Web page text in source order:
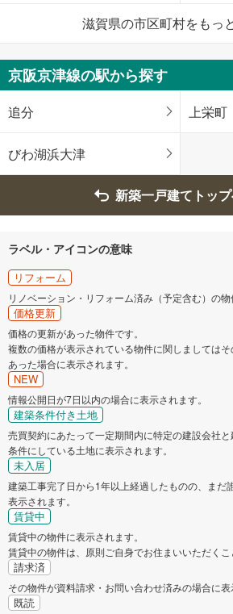
甲賀市
野洲市
東近江市 米原市
愛知郡愛荘町
滋賀県の市区町村をもっ
京阪京津線の駅から探す
追分 上栄町
びわ湖浜大津
新築一戸建てトッ
ラベル・アイコンの意味
リフォーム
リノベーション・リフォーム済み（予定含む）の物
価格更新
価格の更新があった物件です。
複数の価格が表示されている物件に関しましては
あった場合に表示されます。
NEW
情報公開日が7日以内の場合に表示されます。
建築条件付き土地
売買契約にあたって一定期間内に特定の建設会社
条件にしている土地に表示されます。
未入居
建築工事完了日から1年以上経過したものの、まだ
表示されます。
賃貸中
賃貸中の物件に表示されます。
賃貸中の物件は、原則ご自身でお住まいいただくこ
請求済
その物件が資料請求・お問い合わせ済みの場合に表
既読